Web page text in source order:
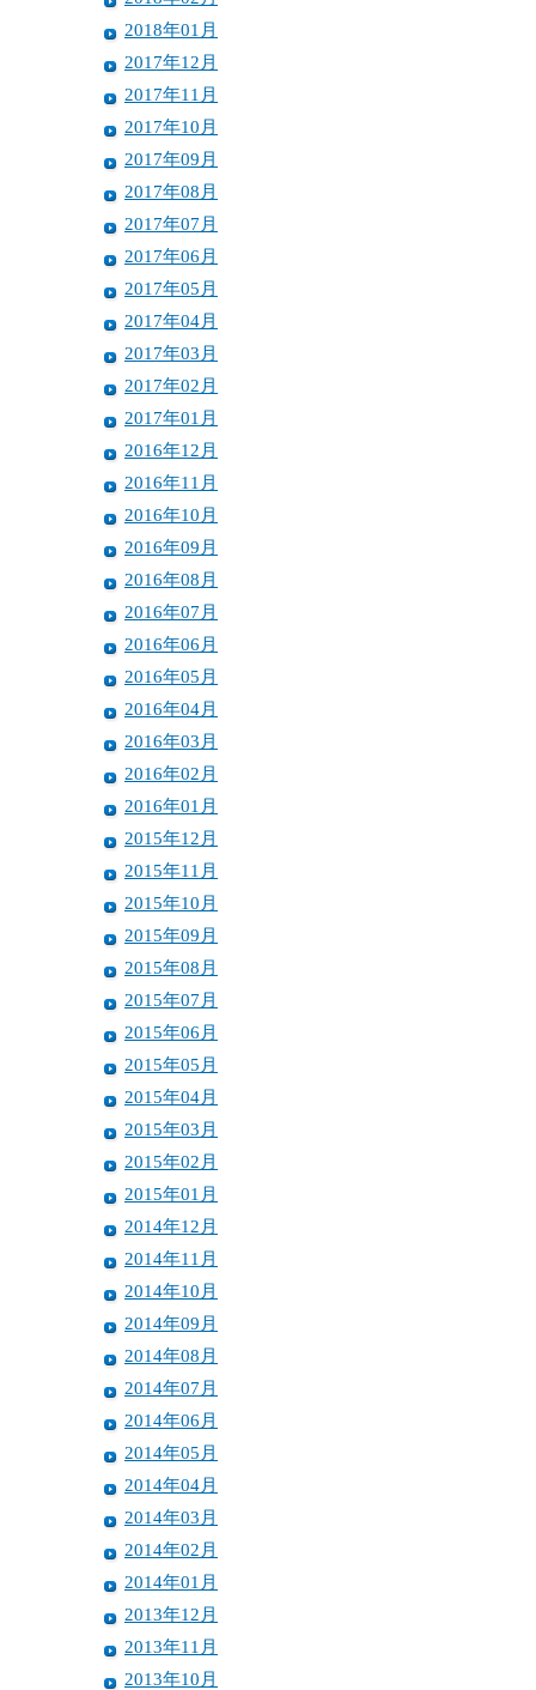
2018年01月
2017年12月
2017年11月
2017年10月
2017年09月
2017年08月
2017年07月
2017年06月
2017年05月
2017年04月
2017年03月
2017年02月
2017年01月
2016年12月
2016年11月
2016年10月
2016年09月
2016年08月
2016年07月
2016年06月
2016年05月
2016年04月
2016年03月
2016年02月
2016年01月
2015年12月
2015年11月
2015年10月
2015年09月
2015年08月
2015年07月
2015年06月
2015年05月
2015年04月
2015年03月
2015年02月
2015年01月
2014年12月
2014年11月
2014年10月
2014年09月
2014年08月
2014年07月
2014年06月
2014年05月
2014年04月
2014年03月
2014年02月
2014年01月
2013年12月
2013年11月
2013年10月